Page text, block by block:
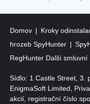
Domov Kroky
hrozeb SpyHunter
RegHunter Další smluvní
Sídlo: 1 Castle Street, 3.
EnigmaSoft Limited,
akcií, registrační číslo